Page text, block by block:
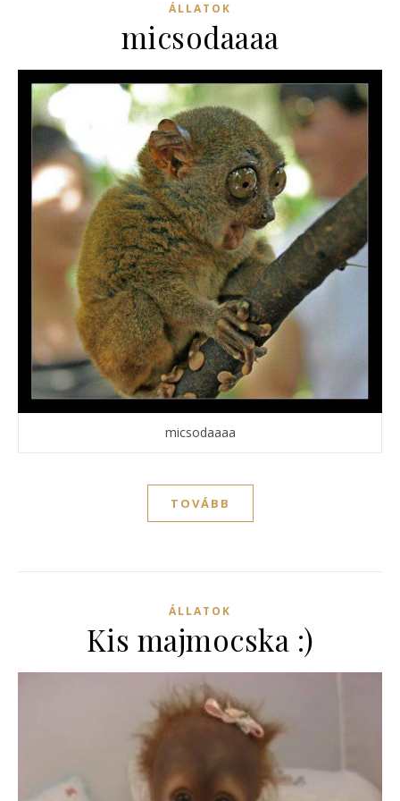
ÁLLATOK
micsodaaaa
micsodaaaa
TOVÁBB
ÁLLATOK
Kis majmocska :)